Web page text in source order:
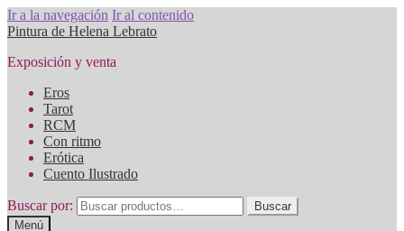
Ir a la navegación Ir al contenido
Pintura de Helena Lebrato
Exposición y venta
Eros
Tarot
RCM
Con ritmo
Erótica
Cuento Ilustrado
Buscar por:
Buscar
Menú